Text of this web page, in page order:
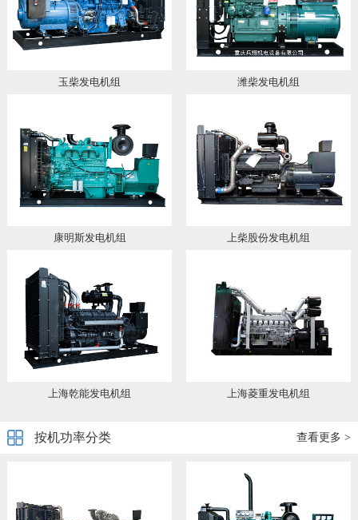
玉柴发电机组 潍柴发电机组
康明斯发电机组 上柴股份发电机组
上海乾能发电机组 上海菱重发电机组
按机功率分类 查看更多 >